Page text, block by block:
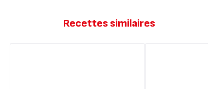
Recettes similaires